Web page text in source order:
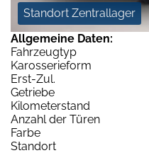
Standort Zentrallager
Allgemeine Daten:
Fahrzeugtyp
Karosserieform
Erst-Zul.
Getriebe
Kilometerstand
Anzahl der Türen
Farbe
Standort